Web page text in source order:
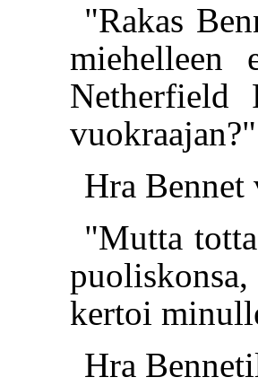
"Rakas
miehelleen
Netherfield
vuokraajan?"
Hra
"Mutta
kertoi
Hra